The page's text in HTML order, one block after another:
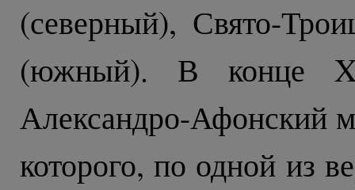
(северный), Свято-
(южный). В конце
Александро-Афонский
которого, по одной из